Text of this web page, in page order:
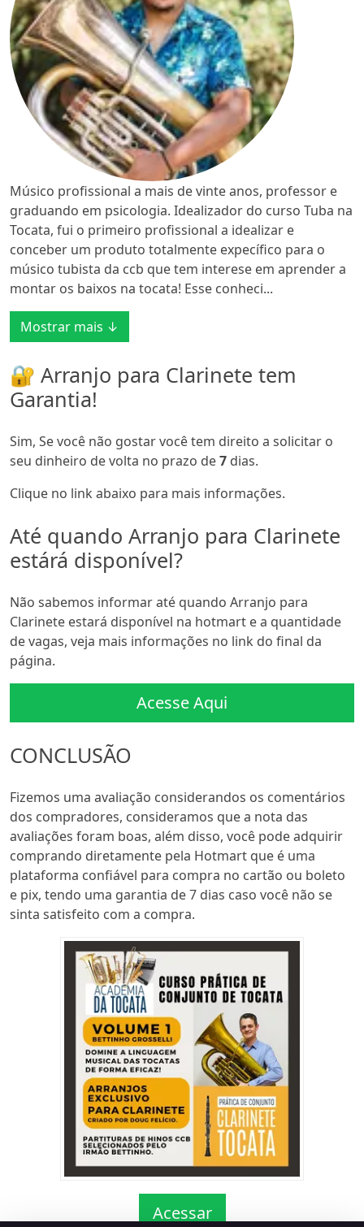
Músico profissional a mais de vinte anos, professor e
graduando em psicologia. Idealizador do curso Tuba na
Tocata, fui o primeiro profissional a idealizar e
conceber um produto totalmente expecífico para o
músico tubista da ccb que tem interese em aprender a
montar os baixos na tocata! Esse conheci...
Mostrar mais ↓
🔐 Arranjo para Clarinete tem
Garantia!
Sim, Se você não gostar você tem direito a solicitar o
seu dinheiro de volta no prazo de7 dias.
Clique no link abaixo para mais informações.
Até quando Arranjo para Clarinete
estárá disponível?
Não sabemos informar até quando Arranjo para
Clarinete estará disponível na hotmart e a quantidade
de vagas, veja mais informações no link do final da
página.
Acesse Aqui
CONCLUSÃO
Fizemos uma avaliação considerandos os comentários
dos compradores, consideramos que a nota das
avaliações foram boas, além disso, você pode adquirir
comprando diretamente pela Hotmart que é uma
plataforma confiável para compra no cartão ou boleto
e pix, tendo uma garantia de 7 dias caso você não se
sinta satisfeito com a compra.
Acessar